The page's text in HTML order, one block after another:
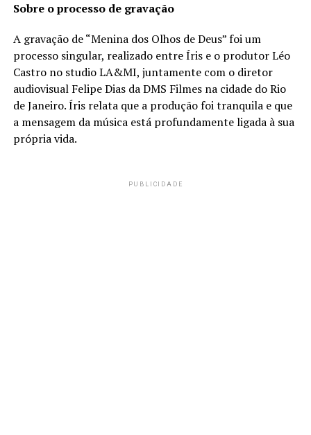
Sobre o processo de gravação
A gravação de “Menina dos Olhos de Deus” foi um
processo singular, realizado entre Íris e o produtor Léo
Castro no studio LA&MI, juntamente com o diretor
audiovisual Felipe Dias da DMS Filmes na cidade do Rio
de Janeiro. Íris relata que a produção foi tranquila e que
a mensagem da música está profundamente ligada à sua
própria vida.
PUBLICIDADE